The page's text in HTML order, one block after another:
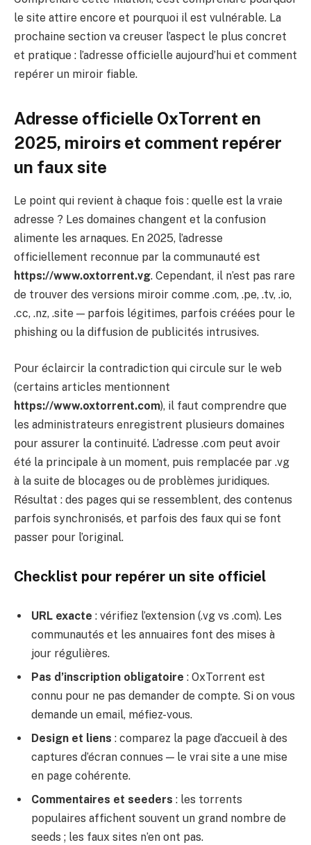
le site attire encore et pourquoi il est vulnérable. La
prochaine section va creuser l’aspect le plus concret
et pratique : l’adresse officielle aujourd’hui et comment
repérer un miroir fiable.
Adresse officielle OxTorrent en
2025, miroirs et comment repérer
un faux site
Le point qui revient à chaque fois : quelle est la vraie
adresse ? Les domaines changent et la confusion
alimente les arnaques. En 2025, l’adresse
officiellement reconnue par la communauté est
https://www.oxtorrent.vg. Cependant, il n’est pas rare
de trouver des versions miroir comme .com, .pe, .tv, .io,
.cc, .nz, .site — parfois légitimes, parfois créées pour le
phishing ou la diffusion de publicités intrusives.
Pour éclaircir la contradiction qui circule sur le web
(certains articles mentionnent
https://www.oxtorrent.com), il faut comprendre que
les administrateurs enregistrent plusieurs domaines
pour assurer la continuité. L’adresse .com peut avoir
été la principale à un moment, puis remplacée par .vg
à la suite de blocages ou de problèmes juridiques.
Résultat : des pages qui se ressemblent, des contenus
parfois synchronisés, et parfois des faux qui se font
passer pour l’original.
Checklist pour repérer un site officiel
URL exacte : vérifiez l’extension (.vg vs .com). Les
communautés et les annuaires font des mises à
jour régulières.
Pas d’inscription obligatoire : OxTorrent est
connu pour ne pas demander de compte. Si on vous
demande un email, méfiez-vous.
Design et liens : comparez la page d’accueil à des
captures d’écran connues — le vrai site a une mise
en page cohérente.
Commentaires et seeders : les torrents
populaires affichent souvent un grand nombre de
seeds ; les faux sites n’en ont pas.